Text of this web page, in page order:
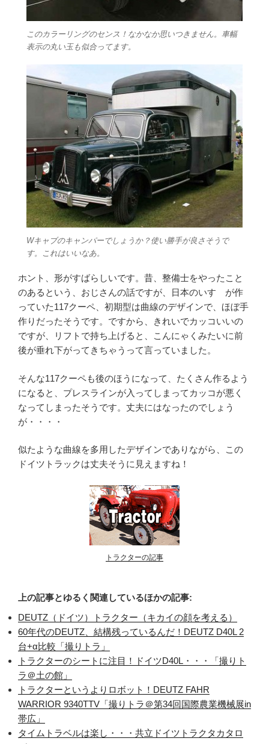
このカラーリングのセンス！なかなか思いつきません。車幅
表示の丸い玉も似合ってます。
Wキャブのキャンパーでしょうか？使い勝手が良さそうで
す。これはいいなあ。
ホント、形がすばらしいです。昔、整備士をやったこと
のあるという、おじさんの話ですが、日本のいすゞが作
っていた117クーペ、初期型は曲線のデザインで、ほぼ手
作りだったそうです。ですから、きれいでカッコいいの
ですが、リフトで持ち上げると、こんにゃくみたいに前
後が垂れ下がってきちゃうって言っていました。
そんな117クーペも後のほうになって、たくさん作るよう
になると、プレスラインが入ってしまってカッコが悪く
なってしまったそうです。丈夫にはなったのでしょう
が・・・・
似たような曲線を多用したデザインでありながら、この
ドイツトラックは丈夫そうに見えますね！
トラクターの記事
上の記事とゆるく関連しているほかの記事:
DEUTZ（ドイツ）トラクター（キカイの顔を考える）
60年代のDEUTZ、結構残っているんだ！DEUTZ D40L 2
台+α比較「撮りトラ」
トラクターのシートに注目！ドイツD40L・・・「撮りト
ラ＠土の館」
トラクターというよりロボット！DEUTZ FAHR
WARRIOR 9340TTV「撮りトラ＠第34回国際農業機械展in
帯広」
タイムトラベルは楽し・・・共立ドイツトラクタカタロ